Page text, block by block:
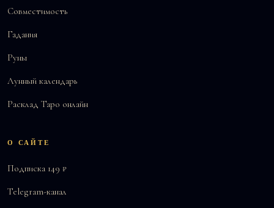
Совместимость
Гадания
Руны
Лунный календарь
Расклад Таро онлайн
О САЙТЕ
Подписка 149 ₽
Telegram-канал